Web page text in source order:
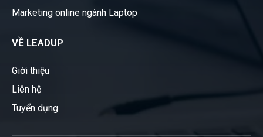
Marketing online ngành Laptop
VỀ LEADUP
Giới thiệu
Liên hệ
Tuyển dụng